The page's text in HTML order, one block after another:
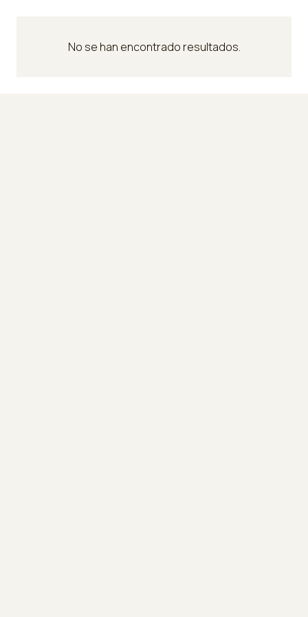
No se han encontrado resultados.